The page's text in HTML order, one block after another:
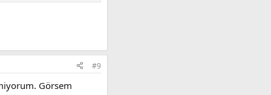
#9
Görsem